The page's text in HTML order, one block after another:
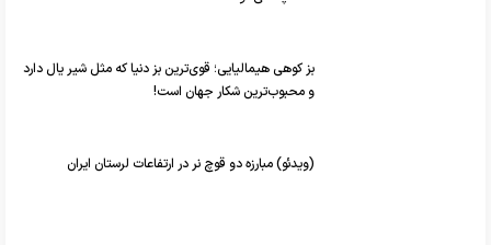
بز کوهی هیمالیایی؛ قوی‌ترین بز دنیا که مثل شیر یال دارد
و محبوب‌ترین شکار جهان است!
(ویدئو) مبارزه دو قوچ نر در ارتفاعات لرستان ایران